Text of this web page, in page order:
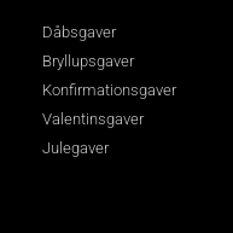
Dåbsgaver
Bryllupsgaver
Konfirmationsgaver
Valentinsgaver
Julegaver